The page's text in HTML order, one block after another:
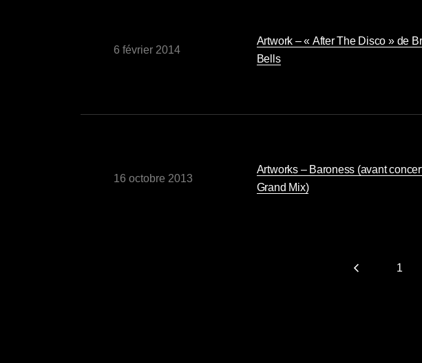
6 février 2014
Artwork – « After The Disco » de
Bells
16 octobre 2013
Artworks – Baroness (avant
Grand Mix)
1